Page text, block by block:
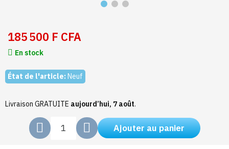
185 500 F CFA
En stock
État de l'article: Neuf
Livraison GRATUITE aujourd’hui, 7 août.
Ajouter au panier